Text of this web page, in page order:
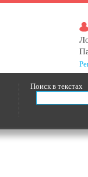
Поиск в текстах